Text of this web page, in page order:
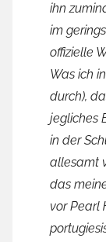
ihn
im
offizielle
Was ich
durch),
jegliches
in der
allesamt
das
vor Pearl